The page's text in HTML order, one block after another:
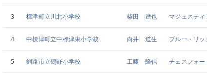
3 標津町立川北小学校 柴田 達也 マジェスティ
4 中標津町立中標津東小学校 向井 道生 ブルー・リ
5 釧路市立鶴野小学校 工藤 隆信 チェスフォー